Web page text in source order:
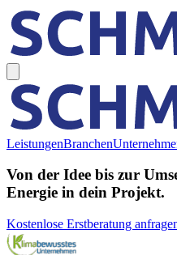
LeistungenBranchen
Von der Idee bis zur
Energie in dein Projekt.
Kostenlose Erstberatung